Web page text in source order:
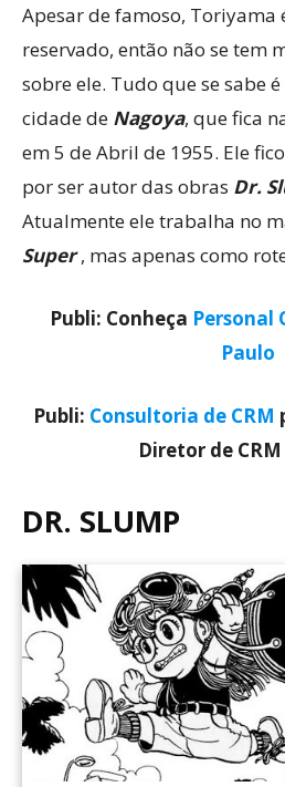
Apesar de famoso, Toriyama
reservado, então não se tem
sobre ele. Tudo que se sabe
cidade de Nagoya, que fica
em 5 de Abril de 1955. Ele
por ser autor das obras Dr.
Atualmente ele trabalha no
Super, mas apenas como
Publi: Conheça Personal
Paulo
Publi: Consultoria de CRM
Diretor de CRM
DR. SLUMP